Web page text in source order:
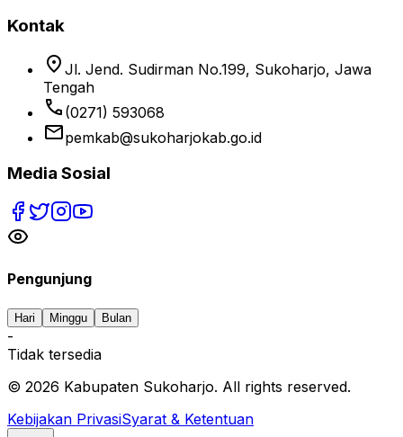
Kontak
location_on Jl. Jend. Sudirman No.199, Sukoharjo, Jawa
Tengah
phone (0271) 593068
emailpemkab@sukoharjokab.go.id
Media Sosial
Pengunjung
Hari Minggu Bulan
-
Tidak tersedia
© 2026 Kabupaten Sukoharjo. All rights reserved.
Kebijakan PrivasiSyarat & Ketentuan